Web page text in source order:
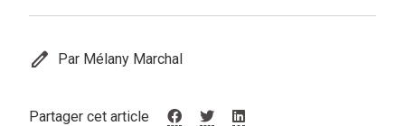
edit Par Mélany Marchal
Partager cet article